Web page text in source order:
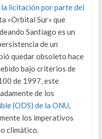
licitación por parte del
«Orbital Sur» que
Santiago es un
de un
quedar obsoleto hace
bajo criterios de
de 1997, este
de los
(ODS) de la ONU,
los imperativos
climático.